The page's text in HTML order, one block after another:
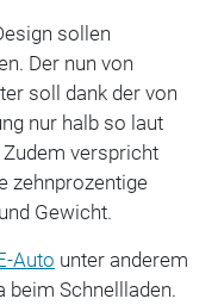
sollen
Der nun von
soll dank der von
nur halb so laut
Zudem verspricht
zehnprozentige
Gewicht.
Auto unter anderem
beim Schnellladen.